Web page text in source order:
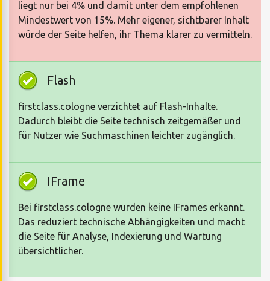
liegt nur bei 4% und damit unter dem empfohlenen
Mindestwert von 15%. Mehr eigener, sichtbarer Inhalt
würde der Seite helfen, ihr Thema klarer zu vermitteln.
Flash
firstclass.cologne verzichtet auf Flash-Inhalte.
Dadurch bleibt die Seite technisch zeitgemäßer und
für Nutzer wie Suchmaschinen leichter zugänglich.
IFrame
Bei firstclass.cologne wurden keine IFrames erkannt.
Das reduziert technische Abhängigkeiten und macht
die Seite für Analyse, Indexierung und Wartung
übersichtlicher.